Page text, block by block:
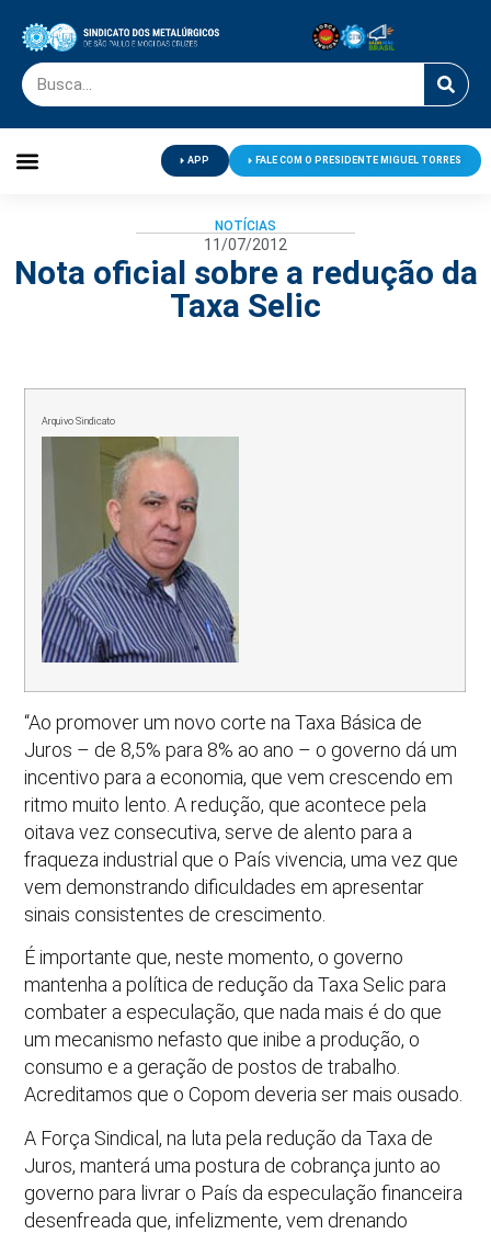
APP FALE COM O PRESIDENTE MIGUEL TORRES
NOTÍCIAS
11/07/2012
Nota oficial sobre a redução da
Taxa Selic
Arquivo Sindicato
“Ao promover um novo corte na Taxa Básica de
Juros – de 8,5% para 8% ao ano – o governo dá um
incentivo para a economia, que vem crescendo em
ritmo muito lento. A redução, que acontece pela
oitava vez consecutiva, serve de alento para a
fraqueza industrial que o País vivencia, uma vez que
vem demonstrando dificuldades em apresentar
sinais consistentes de crescimento.
É importante que, neste momento, o governo
mantenha a política de redução da Taxa Selic para
combater a especulação, que nada mais é do que
um mecanismo nefasto que inibe a produção, o
consumo e a geração de postos de trabalho.
Acreditamos que o Copom deveria ser mais ousado.
A Força Sindical, na luta pela redução da Taxa de
Juros, manterá uma postura de cobrança junto ao
governo para livrar o País da especulação financeira
desenfreada que, infelizmente, vem drenando